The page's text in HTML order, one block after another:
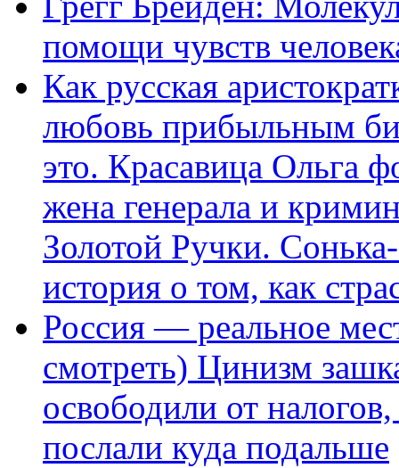
помощи чувств
Как русская
любовь прибыльным
это. Красавица Ольга
жена генерала и
Золотой Ручки.
история о том, как
Россия — реальное
смотреть) Цинизм
освободили от
послали куда подальше